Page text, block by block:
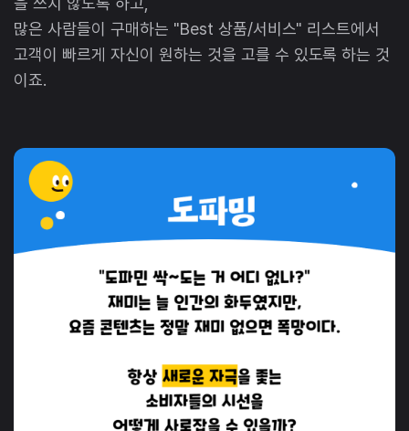
많은 사람들이 구매하는 "Best 상품/서비스" 리스트에서
고객이 빠르게 자신이 원하는 것을 고를 수 있도록 하는 것
이죠.